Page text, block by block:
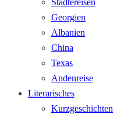
Städtereisen
Georgien
Albanien
China
Texas
Andenreise
Literarisches
Kurzgeschichten